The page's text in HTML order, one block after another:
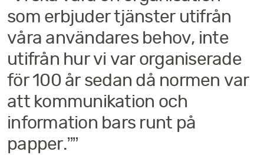
som erbjuder tjänster utifrån
våra användares behov, inte
utifrån hur vi var organiserade
för 100 år sedan då normen var
att kommunikation och
information bars runt på
papper.””